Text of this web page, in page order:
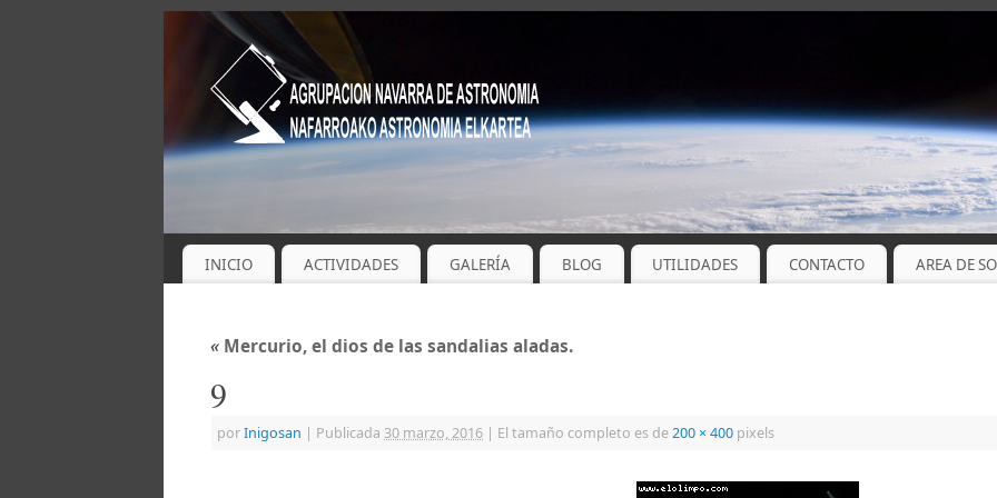
INICIO ACTIVIDADES GALERÍA BLOG UTILIDADES CONTACTO AREA DE
« Mercurio, el dios de las sandalias aladas.
9
porInigosan | Publicada 30 marzo, 2016 | El tamaño completo es de200 × 400 pixels